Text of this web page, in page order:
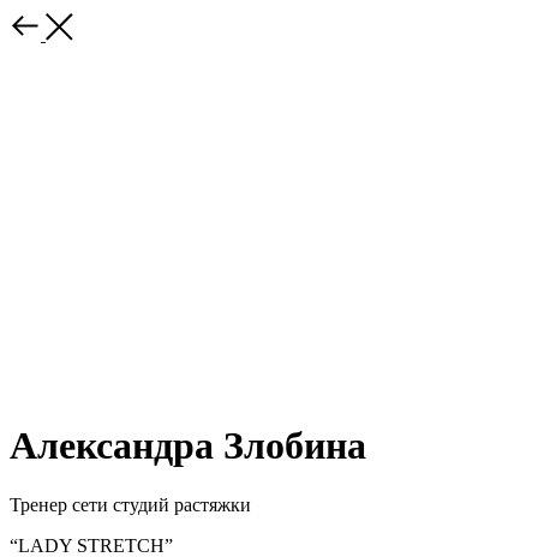
Александра Злобина
Тренер сети студий растяжки
“LADY STRETCH”